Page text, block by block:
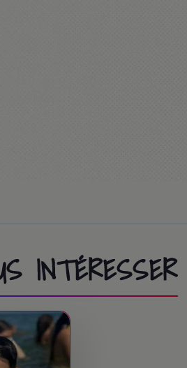
INTÉRESSER